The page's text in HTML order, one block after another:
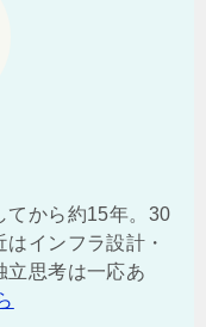
てから約15年。30
インフラ設計・
立思考は一応あ